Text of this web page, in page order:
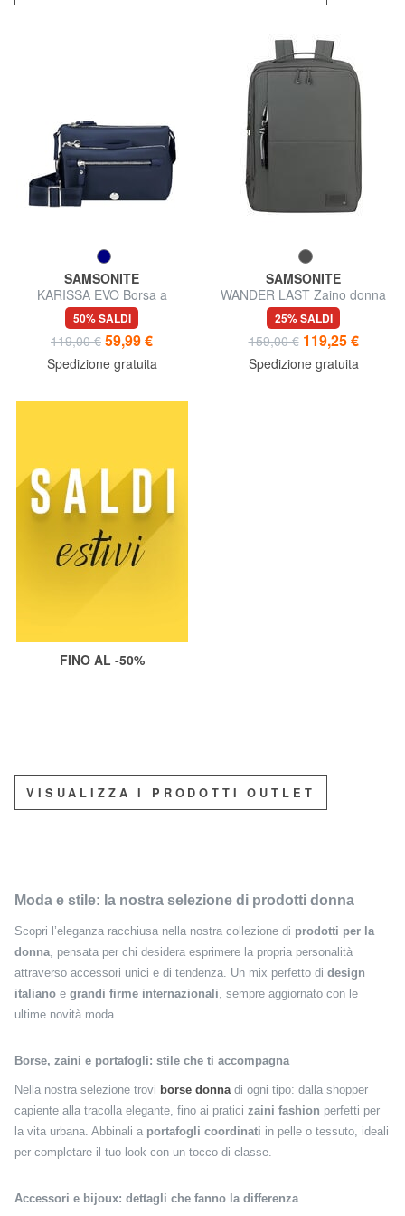
SAMSONITE
KARISSA EVO Borsa a
tracolla
50% SALDI
119,00 € 59,99 €
Spedizione gratuita
SAMSONITE
WANDER LAST Zaino donna
porta pc 14.1"
25% SALDI
159,00 € 119,25 €
Spedizione gratuita
FINO AL -50%
VISUALIZZA I PRODOTTI OUTLET
Moda e stile: la nostra selezione di prodotti donna
Scopri l’eleganza racchiusa nella nostra collezione di prodotti per la
donna, pensata per chi desidera esprimere la propria personalità
attraverso accessori unici e di tendenza. Un mix perfetto di design
italiano e grandi firme internazionali, sempre aggiornato con le
ultime novità moda.
Borse, zaini e portafogli: stile che ti accompagna
Nella nostra selezione trovi borse donnadi ogni tipo: dalla shopper
capiente alla tracolla elegante, fino ai pratici zaini fashion perfetti per
la vita urbana. Abbinali a portafogli coordinati in pelle o tessuto, ideali
per completare il tuo look con un tocco di classe.
Accessori e bijoux: dettagli che fanno la differenza